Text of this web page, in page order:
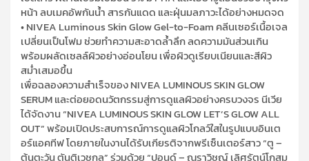
หน้า ลบเมคอัพกันน้ำ สารกันแดด และฝุ่นมลภาวะได้อย่างหมดจด
•NIVEA Luminous Skin Glow Gel-to-Foam คลีนเซอร์เนื้อเจล
เปลี่ยนเป็นโฟม ช่วยทำความสะอาดล้ำลึก ลดความมันส่วนเกิน
พร้อมผลัดเซลล์ผิวอย่างอ่อนโยน เพื่อผิวดูเรียบเนียนและสีผิว
สม่ำเสมอขึ้น
เพื่อฉลองความสำเร็จของNIVEA LUMINOUS SKIN GLOW
SERUMและต่อยอดนวัตกรรมสู่การดูแลผิวอย่างครบวงจร นีเวีย
ได้จัดงาน “NIVEA LUMINOUS SKIN GLOW LET’S GLOW ALL
OUT”พร้อมเปิดประสบการณ์การดูแลผิวโกลว์ใสในรูปแบบอินเต
อร์แอคทีฟ โดยภายในงานได้รับเกียรติจากพรีเซ็นเตอร์สาว “ตู –
ต้นตะวัน ตันติเวชกุล” ร่วมด้วย “ปอนด์ – ณราวิชญ์ เลิศรัตน์โกสุม